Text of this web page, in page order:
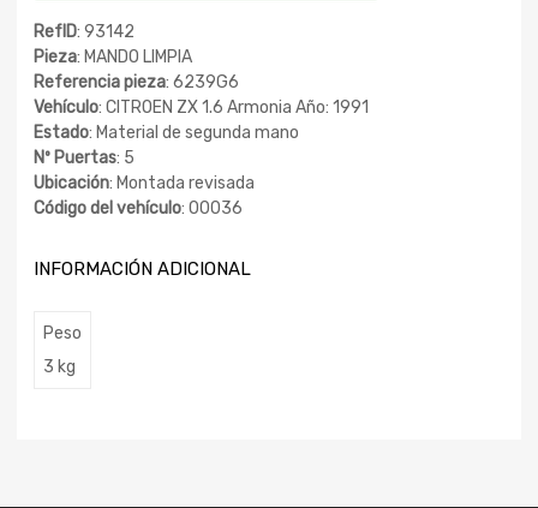
RefID: 93142
Pieza: MANDO LIMPIA
Referencia pieza: 6239G6
Vehículo: CITROEN ZX 1.6 Armonia Año: 1991
Estado: Material de segunda mano
Nº Puertas: 5
Ubicación: Montada revisada
Código del vehículo: 00036
INFORMACIÓN ADICIONAL
Peso
3 kg